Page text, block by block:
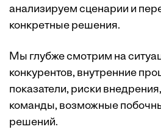
анализируем сценарии и
конкретные решения.
Мы глубже смотрим на
конкурентов, внутренние
показатели, риски
команды, возможные
решений.